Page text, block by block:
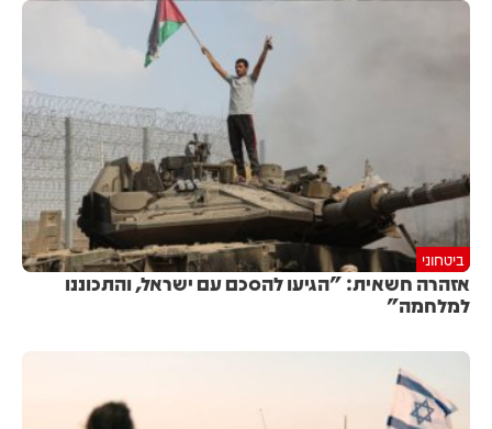
ביטחוני
אזהרה חשאית: "הגיעו להסכם עם ישראל, והתכוננו
למלחמה"